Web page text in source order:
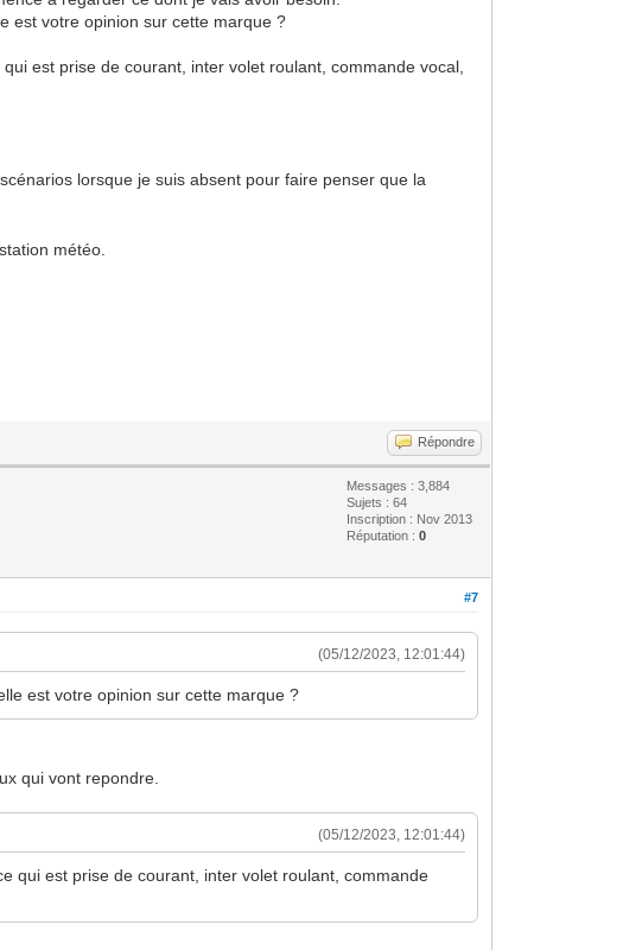
est votre opinion sur cette marque ?
est prise de courant, inter volet roulant, commande vocal,
lorsque je suis absent pour faire penser que la
météo.
Répondre
Messages : 3,884
Sujets : 64
Inscription : Nov 2013
Réputation :0
#7
(05/12/2023, 12:01:44)
est votre opinion sur cette marque ?
qui vont repondre.
(05/12/2023, 12:01:44)
qui est prise de courant, inter volet roulant, commande